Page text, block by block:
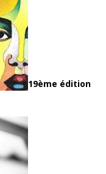
19ème édition